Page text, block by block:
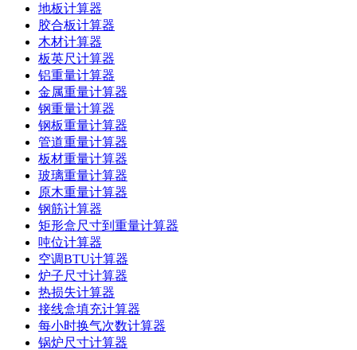
地板计算器
胶合板计算器
木材计算器
板英尺计算器
铝重量计算器
金属重量计算器
钢重量计算器
钢板重量计算器
管道重量计算器
板材重量计算器
玻璃重量计算器
原木重量计算器
钢筋计算器
矩形盒尺寸到重量计算器
吨位计算器
空调BTU计算器
炉子尺寸计算器
热损失计算器
接线盒填充计算器
每小时换气次数计算器
锅炉尺寸计算器